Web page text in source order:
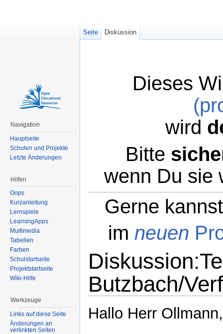
Dieses
wird
Bitte
wenn Du sie
Gerne
im neuen
Butzbach/
Hallo Herr
Seite Diskussion
Navigation
Hauptseite
Schulen und Projekte
Letzte Änderungen
Hilfen
Oops
Kurzanleitung
Lernspiele
LearningApps
Multimedia
Tabellen
Farben
Schulstartseite
Projektstartseite
Wiki-Hilfe
Werkzeuge
Links auf diese Seite
Änderungen an
verlinkten Seiten